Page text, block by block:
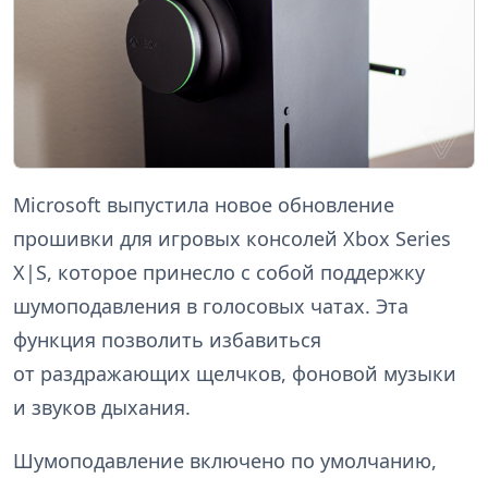
Microsoft выпустила новое обновление
прошивки для игровых консолей Xbox Series
X|S, которое принесло с собой поддержку
шумоподавления в голосовых чатах. Эта
функция позволить избавиться
от раздражающих щелчков, фоновой музыки
и звуков дыхания.
Шумоподавление включено по умолчанию,